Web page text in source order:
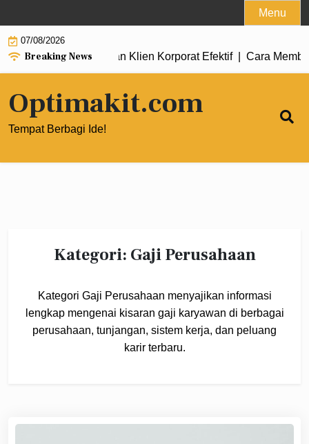
to
content
Menu
07/08/2026
Breaking News
Mendapatkan Klien Korporat Efektif |Cara Membangun
Optimakit.com
Tempat Berbagi Ide!
Kategori: Gaji Perusahaan
Kategori Gaji Perusahaan menyajikan informasi
lengkap mengenai kisaran gaji karyawan di berbagai
perusahaan, tunjangan, sistem kerja, dan peluang
karir terbaru.